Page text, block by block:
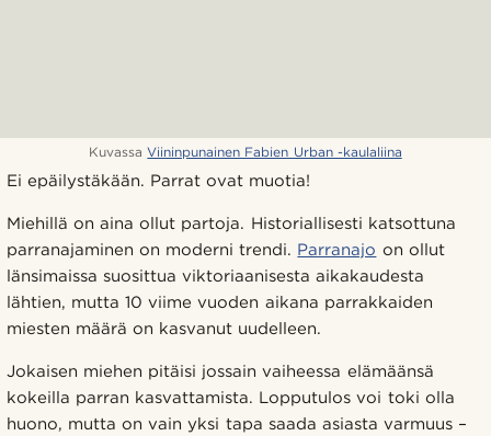
Kuvassa Viininpunainen Fabien Urban -kaulaliina
Ei epäilystäkään. Parrat ovat muotia!
Miehillä on aina ollut partoja. Historiallisesti katsottuna
parranajaminen on moderni trendi. Parranajo on ollut
länsimaissa suosittua viktoriaanisesta aikakaudesta
lähtien, mutta 10 viime vuoden aikana parrakkaiden
miesten määrä on kasvanut uudelleen.
Jokaisen miehen pitäisi jossain vaiheessa elämäänsä
kokeilla parran kasvattamista. Lopputulos voi toki olla
huono, mutta on vain yksi tapa saada asiasta varmuus –